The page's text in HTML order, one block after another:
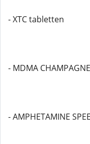
- XTC tabletten
- MDMA CHAMPAGNE
- AMPHETAMINE